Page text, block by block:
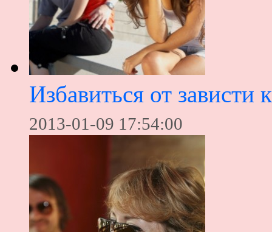
Избавиться от зависти
2013-01-09 17:54:00